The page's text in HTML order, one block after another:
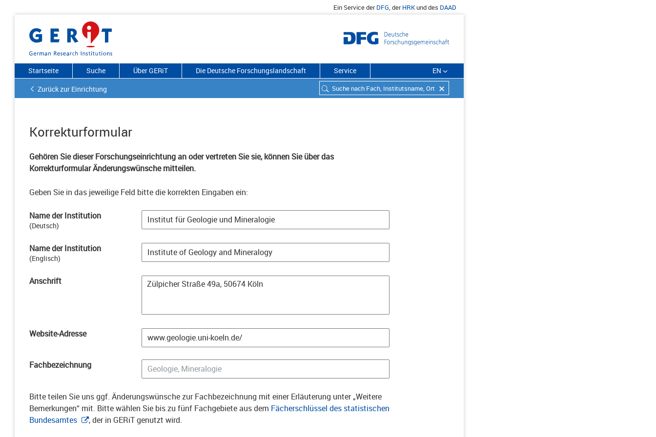
Ein Service derDFG, derHRKund des DAAD
Startseite Suche Über GERiT Die Deutsche Forschungslandschaft Service
EN
Zurück zur Einrichtung
Korrekturformular
Gehören Sie dieser Forschungseinrichtung an oder vertreten Sie sie, können Sie über das
Korrekturformular Änderungswünsche mitteilen.
Geben Sie in das jeweilige Feld bitte die korrekten Eingaben ein:
Name der Institution
(Deutsch)
Name der Institution
(Englisch)
Anschrift
Website-Adresse
Fachbezeichnung
Bitte teilen Sie uns ggf. Änderungswünsche zur Fachbezeichnung mit einer Erläuterung unter „Weitere
Bemerkungen“ mit. Bitte wählen Sie bis zu fünf Fachgebiete aus dem Fächerschlüssel des statistischen
Bundesamtes
, der in GERiT genutzt wird.